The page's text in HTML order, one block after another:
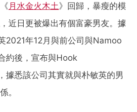
月水金火木土》回歸，暴瘦的模
近日更被爆出有個富豪男友。據
2021年12月與前公司與Namoo
約後，宣布與Hook
悉該公司其實就與朴敏英的男
。